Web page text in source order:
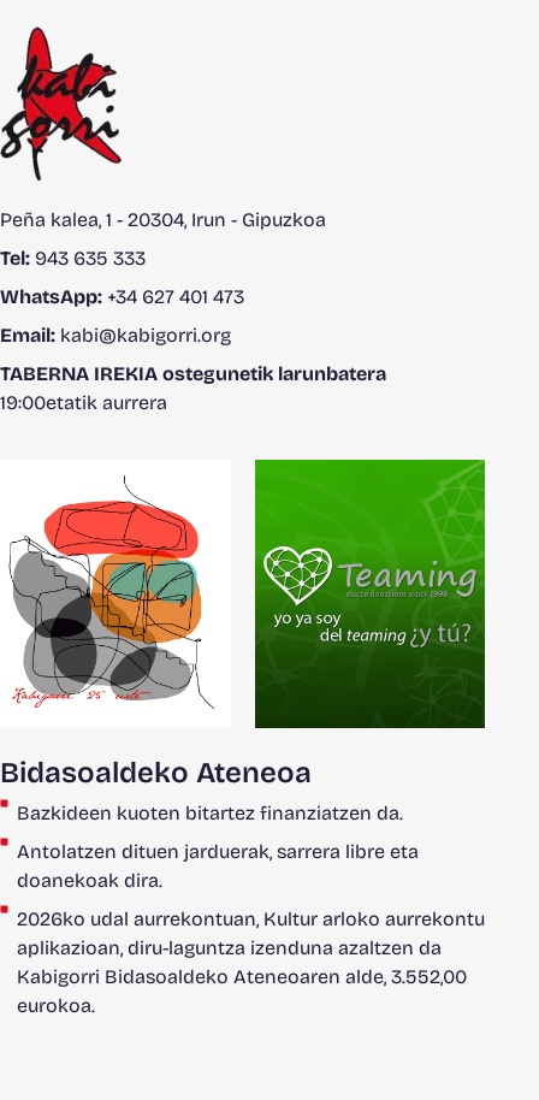
Peña kalea, 1 - 20304, Irun - Gipuzkoa
Tel: 943 635 333
WhatsApp: +34 627 401 473
Email: kabi@kabigorri.org
TABERNA IREKIA ostegunetik larunbatera
19:00etatik aurrera
Bidasoaldeko Ateneoa
Bazkideen kuoten bitartez finanziatzen da.
Antolatzen dituen jarduerak, sarrera libre eta
doanekoak dira.
2026ko udal aurrekontuan, Kultur arloko aurrekontu
aplikazioan, diru-laguntza izenduna azaltzen da
Kabigorri Bidasoaldeko Ateneoaren alde, 3.552,00
eurokoa.